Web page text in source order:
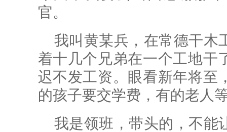
官。
我叫黄某兵，在常德干木
着十几个兄弟在一个工地干
迟不发工资。眼看新年将至
的孩子要交学费，有的老人
我是领班，带头的，不能